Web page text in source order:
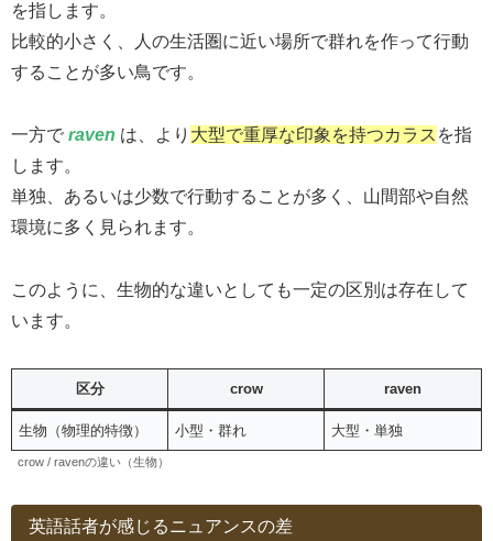
を指します。
比較的小さく、人の生活圏に近い場所で群れを作って行動
することが多い鳥です。
一方で raven は、より 大型で重厚な印象を持つカラス を指
します。
単独、あるいは少数で行動することが多く、山間部や自然
環境に多く見られます。
このように、生物的な違いとしても一定の区別は存在して
います。
区分 crow raven
生物（物理的特徴） 小型・群れ 大型・単独
crow / ravenの違い（生物）
英語話者が感じるニュアンスの差